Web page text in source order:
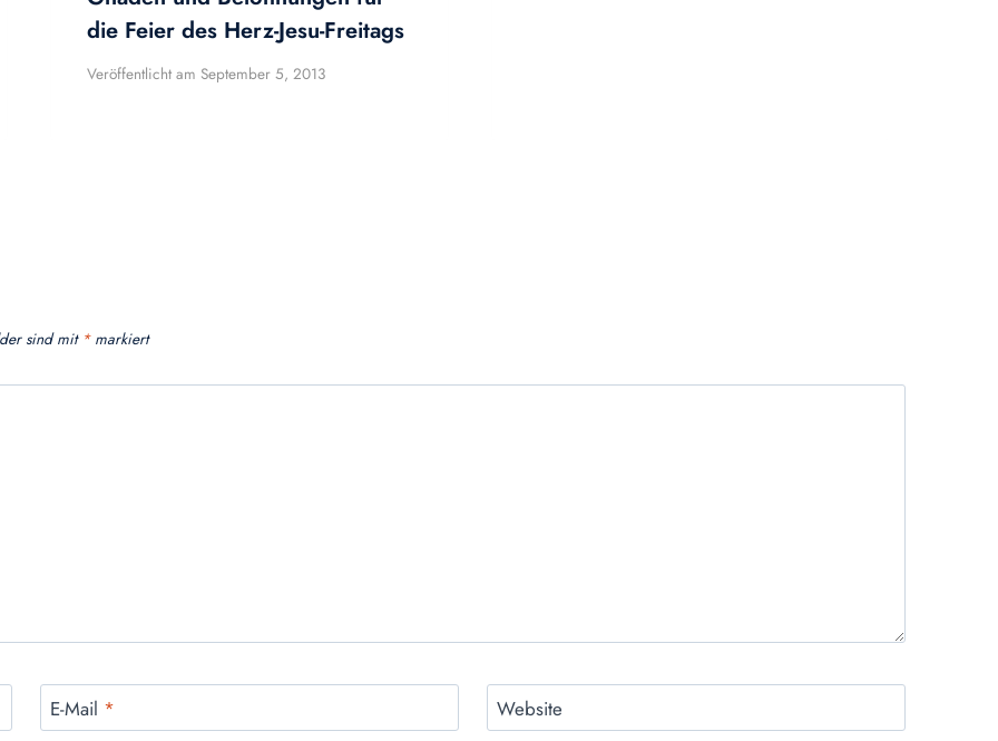
die Feier des Herz-Jesu-Freitags
Veröffentlicht am September 5, 2013
sind mit *markiert
E-Mail * Website